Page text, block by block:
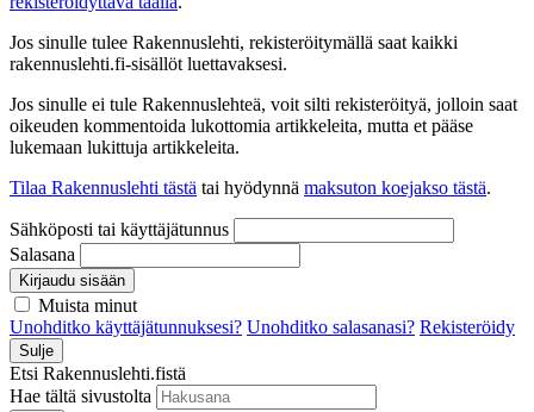
Jos sinulle tulee Rakennuslehti, rekisteröitymällä saat kaikki
rakennuslehti.fi-sisällöt luettavaksesi.
Jos sinulle ei tule Rakennuslehteä, voit silti rekisteröityä, jolloin saat
oikeuden kommentoida lukottomia artikkeleita, mutta et pääse
lukemaan lukittuja artikkeleita.
Tilaa Rakennuslehti tästä tai hyödynnä maksuton koejakso tästä.
Sähköposti tai käyttäjätunnus
Salasana
Kirjaudu sisään
Muista minut
Unohditko käyttäjätunnuksesi? Unohditko salasanasi? Rekisteröidy
Sulje
Etsi Rakennuslehti.fistä
Hae tältä sivustolta